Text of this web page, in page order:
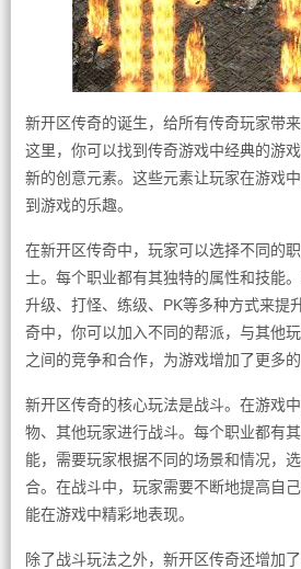
新开区传奇的诞生，给所有传奇玩家带
这里，你可以找到传奇游戏中经典的游
新的创意元素。这些元素让玩家在游戏
到游戏的乐趣。
在新开区传奇中，玩家可以选择不同的
士。每个职业都有其独特的属性和技能
升级、打怪、练级、PK等多种方式来提
奇中，你可以加入不同的帮派，与其他
之间的竞争和合作，为游戏增加了更多的
新开区传奇的核心玩法是战斗。在游戏
物、其他玩家进行战斗。每个职业都有
能，需要玩家根据不同的场景和情况，
合。在战斗中，玩家需要不断地提高自
能在游戏中精彩地表现。
除了战斗玩法之外，新开区传奇还增加